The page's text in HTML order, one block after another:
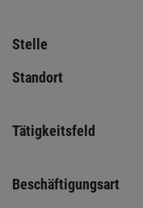
Stelle
Standort
Tätigkeitsfeld
Beschäftigungsart